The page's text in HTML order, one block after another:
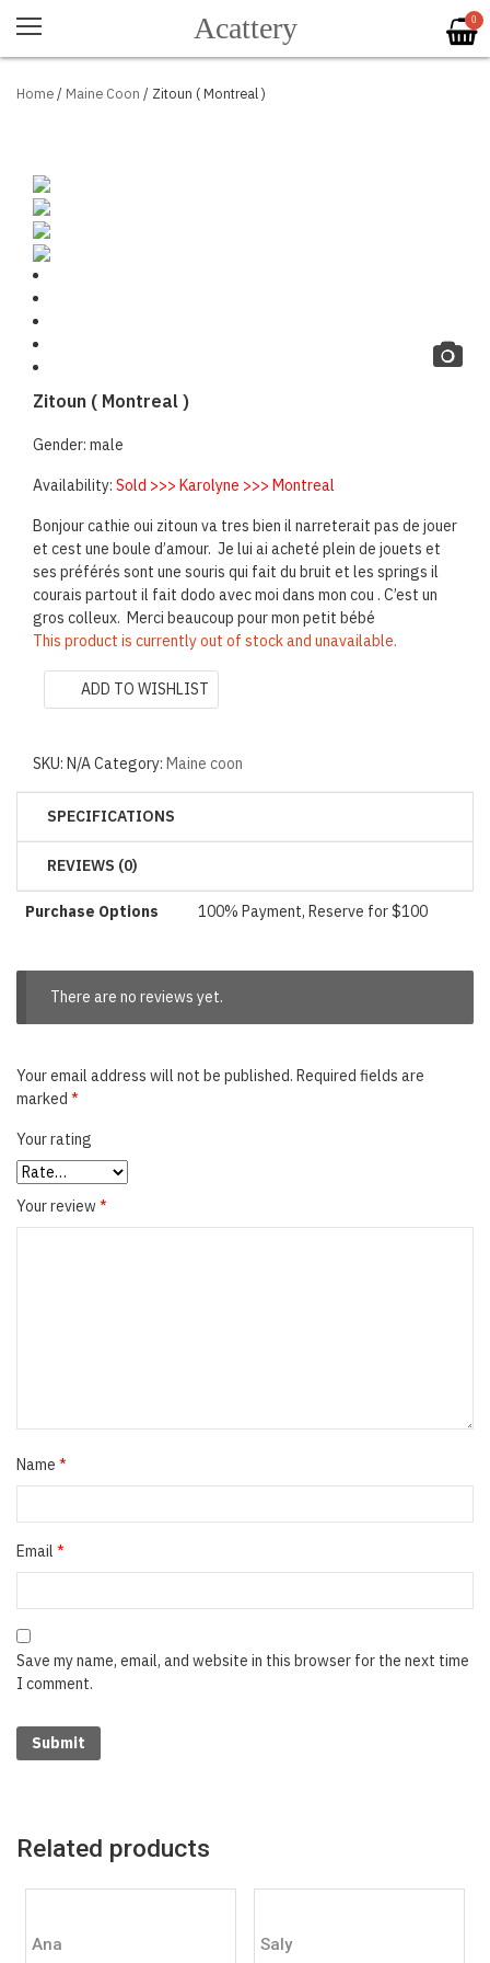
Acattery 0
Home / Maine Coon / Zitoun ( Montreal )
Zitoun ( Montreal )
Gender: male
Availability: Sold >>> Karolyne >>> Montreal
Bonjour cathie oui zitoun va tres bien il narreterait pas de jouer
et cest une boule d’amour. Je lui ai acheté plein de jouets et
ses préférés sont une souris qui fait du bruit et les springs il
courais partout il fait dodo avec moi dans mon cou . C’est un
gros colleux. Merci beaucoup pour mon petit bébé
This product is currently out of stock and unavailable.
ADD TO WISHLIST
SKU: N/ACategory: Maine coon
SPECIFICATIONS
REVIEWS (0)
Purchase Options 100% Payment, Reserve for $100
There are no reviews yet.
Your email address will not be published. Required fields are
marked *
Your rating
Your review*
Name *
Email *
Save my name, email, and website in this browser for the next time
I comment.
Related products
Ana Saly